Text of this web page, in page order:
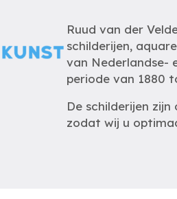
Ruud van der
schilderijen,
van Nederlandse-
periode van 1880
De schilderijen zijn
zodat wij u